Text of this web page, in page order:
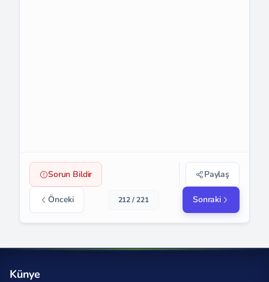
Sorun Bildir Paylaş
Önceki 212 / 221 Sonraki
Künye